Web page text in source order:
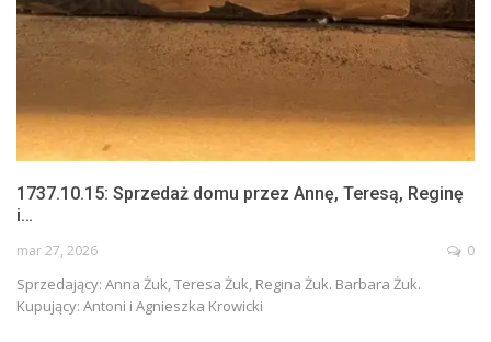
1737.10.15: Sprzedaż domu przez Annę, Teresą, Reginę
i…
mar 27, 2026 0
Sprzedający: Anna Żuk, Teresa Żuk, Regina Żuk. Barbara Żuk.
Kupujący: Antoni i Agnieszka Krowicki